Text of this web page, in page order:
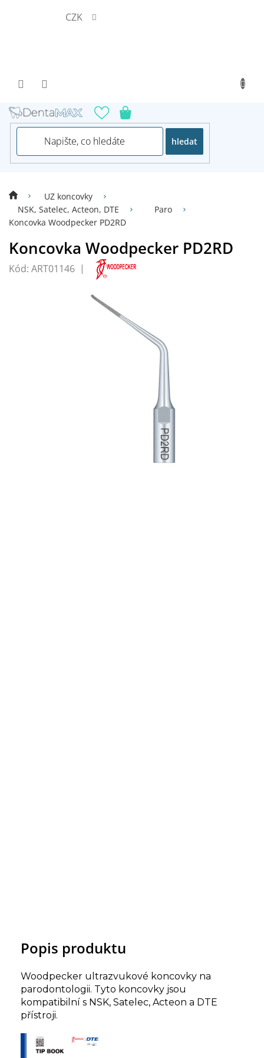
CZK
hledat
UZ koncovky
NSK, Satelec, Acteon, DTE
Paro
Koncovka Woodpecker PD2RD
Koncovka Woodpecker PD2RD
Kód: ART01146
Popis produktu
Woodpecker ultrazvukové koncovky na
parodontologii. Tyto koncovky jsou
kompatibilní s NSK, Satelec, Acteon a DTE
přístroji.